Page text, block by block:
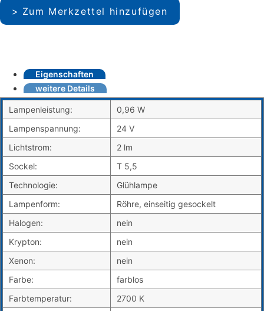
Zum Merkzettel hinzufügen
Eigenschaften
weitere Details
Lampenleistung:
0,96 W
Lampenspannung:
24 V
Lichtstrom:
2 lm
Sockel:
T 5,5
Technologie:
Glühlampe
Lampenform:
Röhre, einseitig gesockelt
Halogen:
nein
Krypton:
nein
Xenon:
nein
Farbe:
farblos
Farbtemperatur:
2700 K